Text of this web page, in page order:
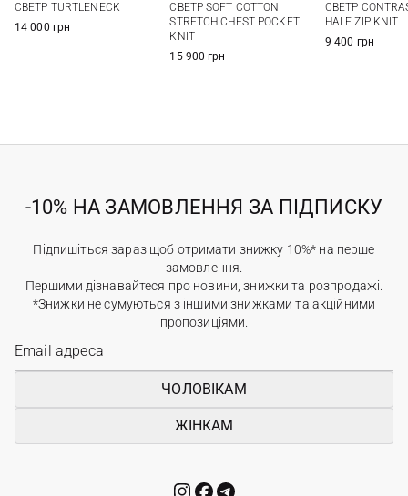
СВЕТР TURTLENECK
14 000 грн
СВЕТР SOFT COTTON
STRETCH CHEST POCKET
KNIT
15 900 грн
СВЕТР
HALF ZIP KNIT
9 400 грн
-10% НА ЗАМОВЛЕННЯ ЗА ПІДПИСКУ
Підпишіться зараз щоб отримати знижку 10%* на перше
замовлення.
Першими дізнавайтеся про новини, знижки та розпродажі.
*Знижки не сумуються з іншими знижками та акційними
пропозиціями.
ЧОЛОВІКАМ
ЖІНКАМ